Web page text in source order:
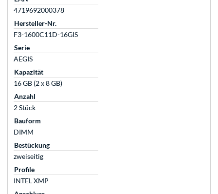
4719692000378
Hersteller-Nr.
F3-1600C11D-16GIS
Serie
AEGIS
Kapazität
16 GB (2 x 8 GB)
Anzahl
2 Stück
Bauform
DIMM
Bestückung
zweiseitig
Profile
INTEL XMP